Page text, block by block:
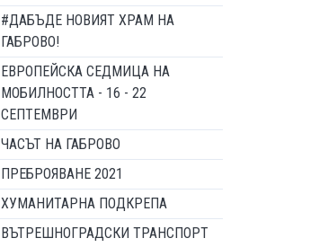
#ДАБЪДЕ НОВИЯТ ХРАМ НА
ГАБРОВО!
ЕВРОПЕЙСКА СЕДМИЦА НА
МОБИЛНОСТТА - 16 - 22
СЕПТЕМВРИ
ЧАСЪТ НА ГАБРОВО
ПРЕБРОЯВАНЕ 2021
ХУМАНИТАРНА ПОДКРЕПА
ВЪТРЕШНОГРАДСКИ ТРАНСПОРТ